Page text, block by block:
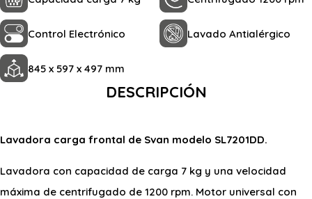
Control Electrónico Lavado Antialérgico
845 x 597 x 497 mm
DESCRIPCIÓN
Lavadora carga frontal de Svan modelo SL7201DD.
Lavadora con capacidad de carga 7 kg y una velocidad
máxima de centrifugado de 1200 rpm. Motor universal con